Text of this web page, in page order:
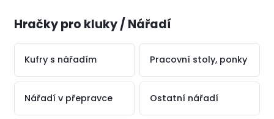
Hračky pro kluky / Nářadí
Kufry s nářadím Pracovní stoly, ponky
Nářadí v přepravce Ostatní nářadí